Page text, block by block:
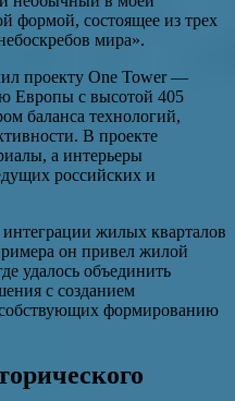
формой, состоящее из трех
мира».
проекту One Tower —
Европы с высотой 405
баланса технологий,
В проекте
а интерьеры
российских и
жилых кварталов
он привел жилой
удалось объединить
с созданием
формированию